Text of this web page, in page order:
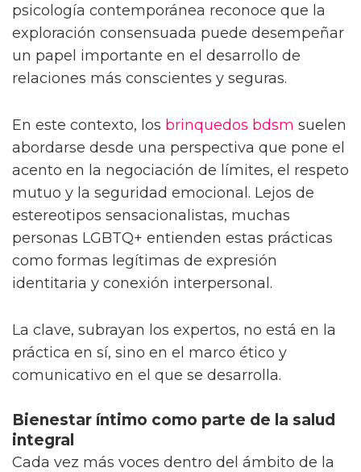
psicología contemporánea reconoce que la
exploración consensuada puede desempeñar
un papel importante en el desarrollo de
relaciones más conscientes y seguras.
En este contexto, los brinquedos bdsm suelen
abordarse desde una perspectiva que pone el
acento en la negociación de límites, el respeto
mutuo y la seguridad emocional. Lejos de
estereotipos sensacionalistas, muchas
personas LGBTQ+ entienden estas prácticas
como formas legítimas de expresión
identitaria y conexión interpersonal.
La clave, subrayan los expertos, no está en la
práctica en sí, sino en el marco ético y
comunicativo en el que se desarrolla.
Bienestar íntimo como parte de la salud
integral
Cada vez más voces dentro del ámbito de la